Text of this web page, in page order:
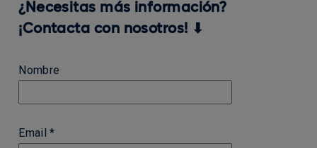
¿Necesitas más información?
¡Contacta con nosotros! ⬇
Nombre
Email *